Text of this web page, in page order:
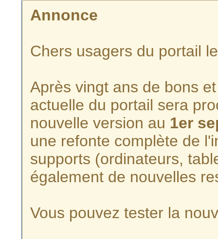
Annonce
Chers usagers du portail
Après vingt ans de bons
actuelle du portail sera
nouvelle version au 1er
une refonte complète de
supports (ordinateurs,
également de nouvelles
Vous pouvez tester la